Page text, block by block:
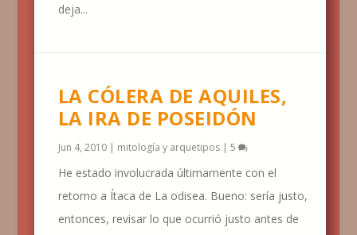
deja...
LA CÓLERA DE AQUILES,
LA IRA DE POSEIDÓN
Jun 4, 2010| mitología y arquetipos| 5
He estado involucrada últimamente con el
retorno a Ítaca de La odisea. Bueno: sería justo,
entonces, revisar lo que ocurrió justo antes de